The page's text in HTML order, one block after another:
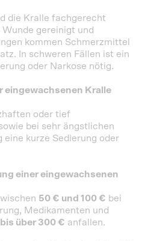
die Kralle fachgerecht
gereinigt und
kommen Schmerzmittel
In schweren Fällen ist ein
oder Narkose nötig.
eingewachsenen Kralle
oder tief
bei sehr ängstlichen
eine kurze Sedierung oder
einer eingewachsenen
50 € und 100 € bei
Medikamenten und
über 300 € anfallen.